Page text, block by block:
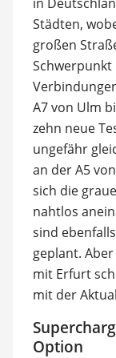
Städten,
großen
A7 von Ulm
zehn neue
ungefähr
an der A5
sich die
nahtlos
sind
geplant.
mit Erfurt
mit der
Option